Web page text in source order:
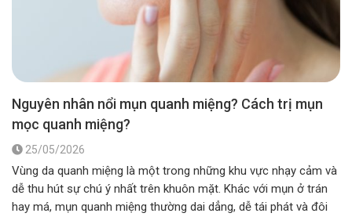
Nguyên nhân nổi mụn quanh miệng? Cách trị mụn
mọc quanh miệng?
25/05/2026
Vùng da quanh miệng là một trong những khu vực nhạy cảm và
dễ thu hút sự chú ý nhất trên khuôn mặt. Khác với mụn ở trán
hay má, mụn quanh miệng thường dai dẳng, dễ tái phát và đôi